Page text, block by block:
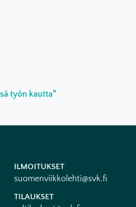
työn kautta”
ILMOITUKSET
suomenviikkolehti@svk.fi
TILAUKSET